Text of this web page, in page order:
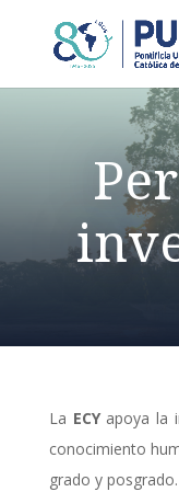
La ECYapoya la
conocimiento
grado y posgrado.